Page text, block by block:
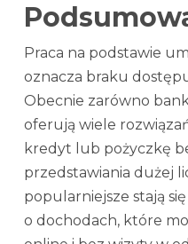
Praca na podstawie
oznacza braku
Obecnie zarówno
oferują wiele
kredyt lub pożyczkę
przedstawiania dużej
popularniejsze stają
o dochodach, które